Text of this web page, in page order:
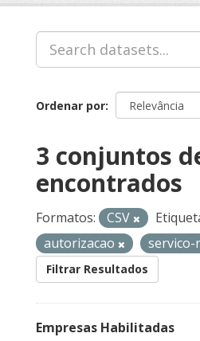
Ordenar por
3 conjuntos
encontrados
Formatos: CSV
autorizacao
Filtrar Resultados
Empresas Habilitadas